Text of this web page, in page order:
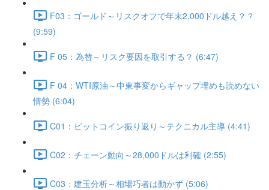
F03：ゴールド～リスクオフで年末2,000ドル越え？？
(9:59)
F 05：為替～リスク要因を取引する？ (6:47)
F 04：WTI原油～中東事変からギャップ埋めも読めない
情勢 (6:04)
C01：ビットコイン振り返り～テクニカル主導 (4:41)
C02：チェーン動向～28,000ドルは利確 (2:55)
C03：建玉分析～相場巧者は動かず (5:06)